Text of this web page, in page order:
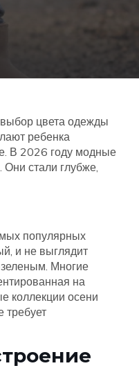
выбор цвета одежды
ребенка
В 2026 году модные
стали глубже,
популярных
и не выглядит
Многие
на
коллекции осени
требует